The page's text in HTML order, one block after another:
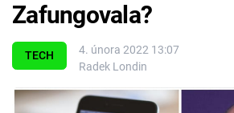
Témata
TECH
4. února 2022 13:07
Radek Londin
Zafungovala?